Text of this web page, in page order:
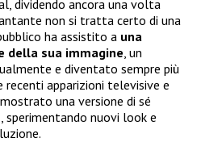
dividendo ancora una volta
non si tratta certo di una
ha assistito a una
della sua immagine , un
e diventato sempre più
apparizioni televisive e
una versione di sé
nuovi look e